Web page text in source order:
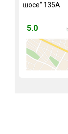
шосе“ 135А
5.0